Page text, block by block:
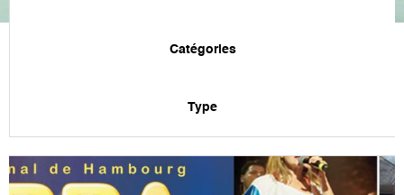
Catégories
Type